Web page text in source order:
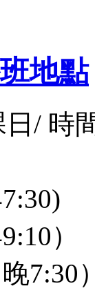
地點
日/ 時
）
7:30